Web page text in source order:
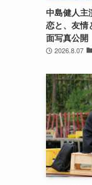
中島健人主
恋と、友
面写真公開
2026.8.07